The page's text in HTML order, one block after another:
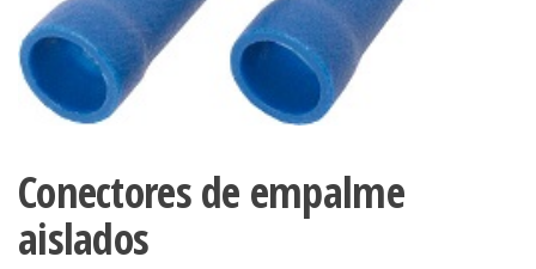
Conectores de empalme
aislados